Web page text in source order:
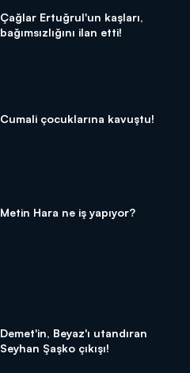
Çağlar Ertuğrul'un kaşları,
bağımsızlığını ilan etti!
Cumali çocuklarına kavuştu!
Metin Hara ne iş yapıyor?
Demet'in, Beyaz'ı utandıran
Seyhan Şaşko çıkışı!